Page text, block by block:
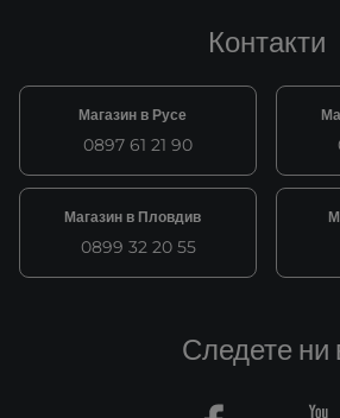
Контакти
Магазин в Русе
0897 61 21 90
Магазин в Пловдив
0899 32 20 55
Следете ни